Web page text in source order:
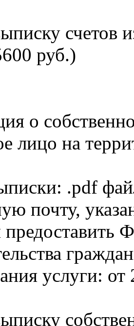
счетов
руб.)
о
лицо на
.pdf
почту,
услуги: от